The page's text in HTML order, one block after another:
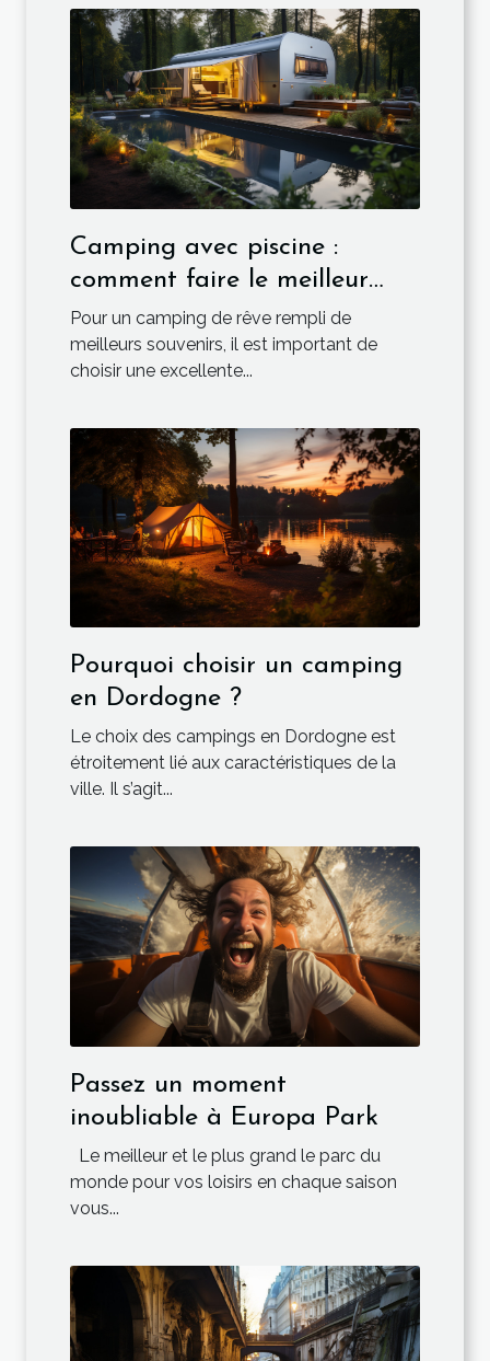
Camping avec piscine :
comment faire le meilleur
choix ?
Pour un camping de rêve rempli de
meilleurs souvenirs, il est important de
choisir une excellente...
Pourquoi choisir un camping
en Dordogne ?
Le choix des campings en Dordogne est
étroitement lié aux caractéristiques de la
ville. Il s’agit...
Passez un moment
inoubliable à Europa Park
Le meilleur et le plus grand le parc du
monde pour vos loisirs en chaque saison
vous...